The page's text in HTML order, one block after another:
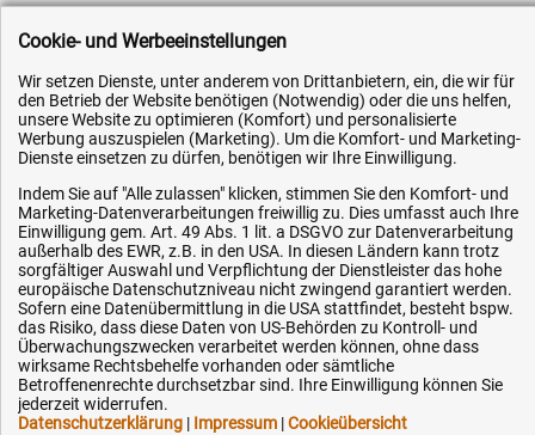
Versandkosten
Service
AGB / Widerrufsrecht
Datenschutz
Impressum
Karriere
OEM-Ersatzteile
Technik-Hilfe
Downloads
Kontakt
Cookie- und Werbeeinstellungen
Wir setzen Dienste, unter anderem von Drittanbietern, ein, die wir für
den Betrieb der Website benötigen (Notwendig) oder die uns helfen,
unsere Website zu optimieren (Komfort) und personalisierte
Werbung auszuspielen (Marketing). Um die Komfort- und Marketing-
Dienste einsetzen zu dürfen, benötigen wir Ihre Einwilligung.
Indem Sie auf "Alle zulassen" klicken, stimmen Sie den Komfort- und
Marketing-Datenverarbeitungen freiwillig zu. Dies umfasst auch Ihre
Einwilligung gem. Art. 49 Abs. 1 lit. a DSGVO zur Datenverarbeitung
außerhalb des EWR, z.B. in den USA. In diesen Ländern kann trotz
sorgfältiger Auswahl und Verpflichtung der Dienstleister das hohe
europäische Datenschutzniveau nicht zwingend garantiert werden.
Sofern eine Datenübermittlung in die USA stattfindet, besteht bspw.
das Risiko, dass diese Daten von US-Behörden zu Kontroll- und
Überwachungszwecken verarbeitet werden können, ohne dass
wirksame Rechtsbehelfe vorhanden oder sämtliche
Betroffenenrechte durchsetzbar sind. Ihre Einwilligung können Sie
jederzeit widerrufen.
Datenschutzerklärung | Impressum |Cookieübersicht